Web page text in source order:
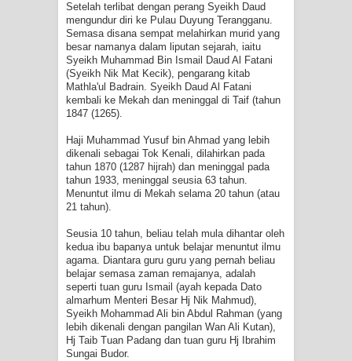
TASAWWUF*
Syahadat… tapi belum benar-benar
menyaksikan.
KISAH WALI SUFI, YANG BACAAN
SURAT AL-FATIHAHNYA TIDAK
FASIH. TAPI SINGA PUN TUNDUK
SHAYKH TAREKAT ATAU TUKANG
SIHIR? JANGAN MUDAH
TERPESONA, JANGAN JUGA
MUDAH MENGHUKUM
Setelah terlibat dengan perang Syeikh Daud
mengundur diri ke Pulau Duyung Terangganu.
Semasa disana sempat melahirkan murid yang
besar namanya dalam liputan sejarah, iaitu
Syeikh Muhammad Bin Ismail Daud Al Fatani
(Syeikh Nik Mat Kecik), pengarang kitab
Mathla'ul Badrain. Syeikh Daud Al Fatani
kembali ke Mekah dan meninggal di Taif (tahun
1847 (1265).
Haji Muhammad Yusuf bin Ahmad yang lebih
dikenali sebagai Tok Kenali, dilahirkan pada
tahun 1870 (1287 hijrah) dan meninggal pada
tahun 1933, meninggal seusia 63 tahun.
Menuntut ilmu di Mekah selama 20 tahun (atau
21 tahun).
Seusia 10 tahun, beliau telah mula dihantar oleh
kedua ibu bapanya untuk belajar menuntut ilmu
agama. Diantara guru guru yang pernah beliau
belajar semasa zaman remajanya, adalah
seperti tuan guru Ismail (ayah kepada Dato
almarhum Menteri Besar Hj Nik Mahmud),
Syeikh Mohammad Ali bin Abdul Rahman (yang
lebih dikenali dengan pangilan Wan Ali Kutan),
Hj Taib Tuan Padang dan tuan guru Hj Ibrahim
Sungai Budor.